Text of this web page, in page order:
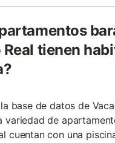
Real tienen
la base de datos de
variedad de
cuentan con una